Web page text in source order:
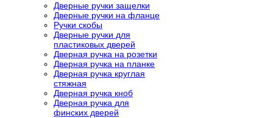
Дверные ручки защелки
Дверные ручки на фланце
Ручки скобы
Дверные ручки для
пластиковых дверей
Дверная ручка на розетки
Дверная ручка на планке
Дверная ручка круглая
стяжная
Дверная ручка кноб
Дверная ручка для
финских дверей